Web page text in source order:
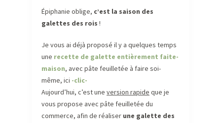
Épiphanie oblige, c’est la saison des
galettes des rois !
Je vous ai déjà proposé il y a quelques temps
une recette de galette entièrement faite-
maison, avec pâte feuilletée à faire soi-
même, ici -clic-
Aujourd’hui, c’est une version rapide que je
vous propose avec pâte feuilletée du
commerce, afin de réaliser une galette des